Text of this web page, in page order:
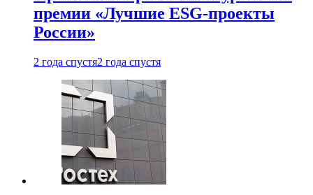
премии «Лучшие ESG-проекты
России»
2 года спустя2 года спустя